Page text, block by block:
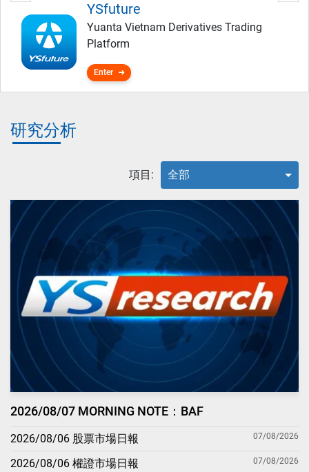
YSfuture
Yuanta Vietnam Derivatives Trading
Platform
Enter
研究分析
項目: 全部
2026/08/07 MORNING NOTE：BAF
2026/08/06 股票市場日報 07/08/2026
2026/08/06 權證市場日報 07/08/2026